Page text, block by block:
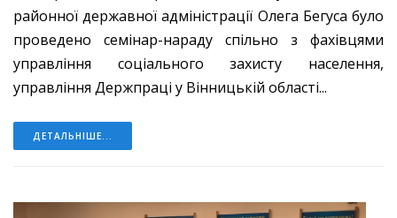
районної державної адміністрації Олега Бегуса було
проведено семінар-нараду спільно з фахівцями
управління соціального захисту населення,
управління Держпраці у Вінницькій області...
ДЕТАЛЬНІШЕ...